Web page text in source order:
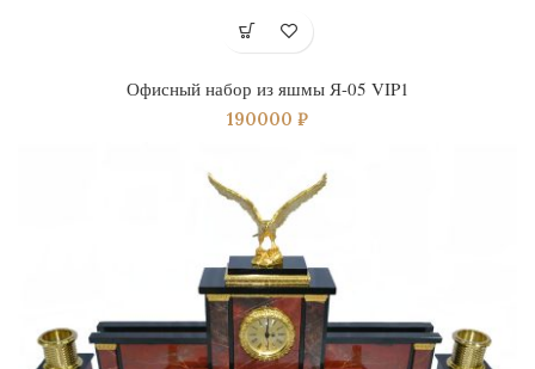
Офисный набор из яшмы Я-05 VIP1
190000 ₽